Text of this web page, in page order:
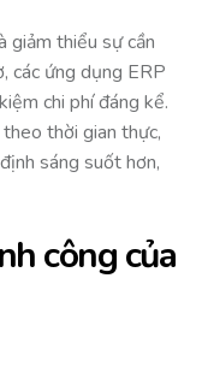
giảm thiểu sự cần
các ứng dụng ERP
chi phí đáng kể.
thời gian thực,
sáng suốt hơn,
công của